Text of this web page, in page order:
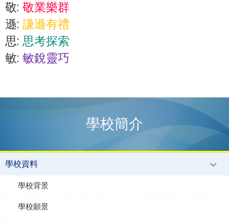
敬: 敬業樂群
遜: 謙遜有禮
思: 思考探索
敏: 敏銳靈巧
學校簡介
學校資料
學校背景
學校願景